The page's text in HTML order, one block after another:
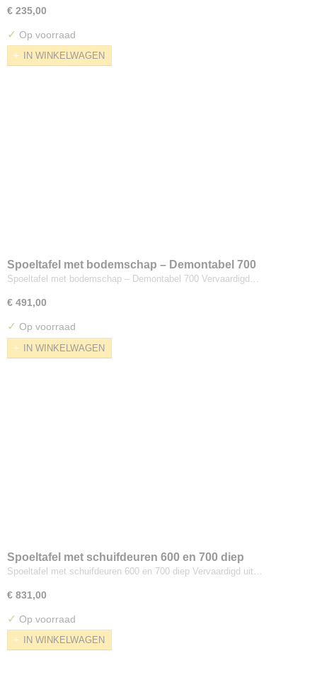
€ 235,00
✓ Op voorraad
IN WINKELWAGEN
Spoeltafel met bodemschap – Demontabel 700
Spoeltafel met bodemschap – Demontabel 700 Vervaardigd…
€ 491,00
✓ Op voorraad
IN WINKELWAGEN
Spoeltafel met schuifdeuren 600 en 700 diep
Spoeltafel met schuifdeuren 600 en 700 diep Vervaardigd uit…
€ 831,00
✓ Op voorraad
IN WINKELWAGEN